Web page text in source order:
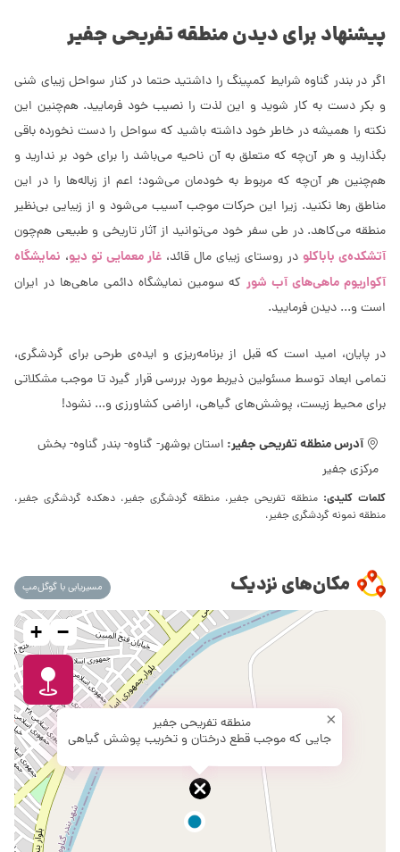
پیشنهاد برای دیدن منطقه تفریحی جفیر
اگر در بندر گناوه شرایط کمپینگ را داشتید حتما در کنار سواحل زیبای شنی
و بکر دست به کار شوید و این لذت را نصیب خود فرمایید. هم‌چنین این
نکته را همیشه در خاطر خود داشته باشید که سواحل را دست نخورده باقی
بگذارید و هر آن‌چه که متعلق به آن ناحیه می‌باشد را برای خود بر ندارید و
هم‌چنین هر آن‌چه که مربوط به خودمان می‌شود؛ اعم از زباله‌ها را در این
مناطق رها نکنید. زیرا این حرکات موجب آسیب می‌شود و از زیبایی بی‌نظیر
منطقه می‌کاهد. در طی سفر خود می‌توانید از آثار تاریخی و طبیعی هم‌چون
آتشکده‌ی باباکلو در روستای زیبای مال قائد، غار معمایی تو دیو، نمایشگاه
آکواریوم ماهی‌های آب شورکه سومین نمایشگاه دائمی ماهی‌ها در ایران
است و... دیدن فرمایید.
در پایان، امید است که قبل از برنامه‌ریزی و ایده‌ی طرحی برای گردشگری،
تمامی ابعاد توسط مسئولین ذیربط مورد بررسی قرار گیرد تا موجب مشکلاتی
برای محیط زیست، پوشش‌های گیاهی، اراضی کشاورزی و... نشود!
آدرس منطقه تفریحی جفیر: استان بوشهر- گناوه- بندر گناوه- بخش
مرکزی جفیر
کلمات کلیدی: منطقه تفریحی جفیر، منطقه گردشگری جفیر، دهکده گردشگری جفیر،
منطقه نمونه گردشگری جفیر،
مکان‌های نزدیک مسیریابی با گوگل‌مپ
منطقه تفریحی جفیر
جایی که موجب قطع درختان و تخریب پوشش گیاهی
×
+ −